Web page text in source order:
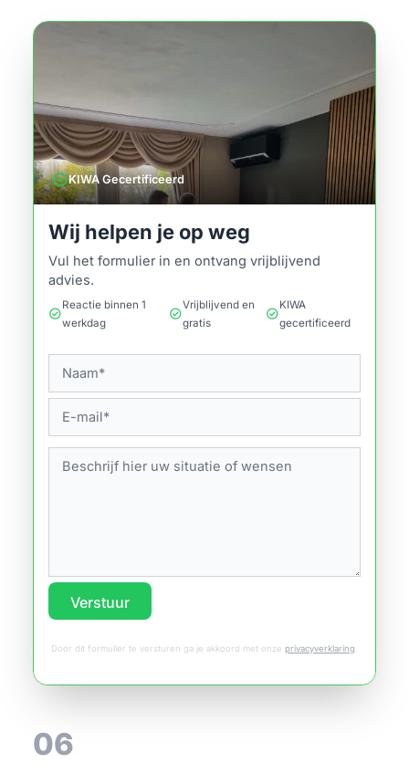
verifiedKIWA Gecertificeerd
Wij helpen je op weg
Vul het formulier in en ontvang vrijblijvend
advies.
check_circle
Reactie binnen 1
werkdag
check_circle
Vrijblijvend en
gratis
check_circle
KIWA
gecertificeerd
Verstuur
Door dit formulier te versturen ga je akkoord met onze privacyverklaring
06